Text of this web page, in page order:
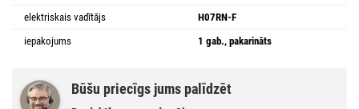
elektriskais vadītājs
H07RN-F
iepakojums
1 gab., pakarināts
Būšu priecīgs jums palīdzēt